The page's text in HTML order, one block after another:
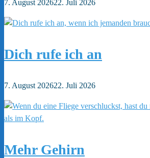
7. August 202622. Juli 2026
Dich rufe ich an
7. August 202622. Juli 2026
Mehr Gehirn